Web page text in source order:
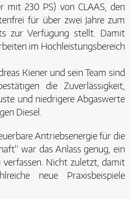
mit 230 PS) von CLAAS, den
für über zwei Jahre zum
zur Verfügung stellt. Damit
im Hochleistungsbereich
Kiener und sein Team sind
die Zuverlässigkeit,
und niedrigere Abgaswerte
Diesel.
Antriebsenergie für die
war das Anlass genug, ein
verfassen. Nicht zuletzt, damit
neue Praxisbeispiele